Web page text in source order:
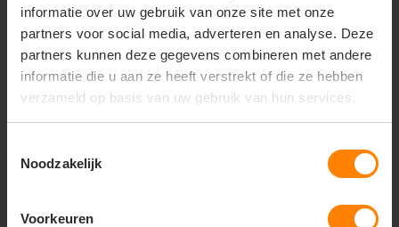
informatie over uw gebruik van onze site met onze
partners voor social media, adverteren en analyse. Deze
partners kunnen deze gegevens combineren met andere
informatie die u aan ze heeft verstrekt of die ze hebben
verzameld op basis van uw gebruik van hun services.
Noodzakelijk
Voorkeuren
Schrijf je in voor exclusief
nieuws & updates
Abonneer